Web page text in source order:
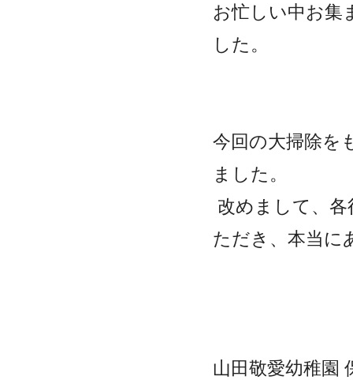
お忙しい中お集
した。
今回の大掃除を
ました。
改めまして、各
ただき、 本当に
山田敬愛幼稚園